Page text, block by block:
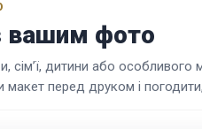
вашим фото
сім’ї, дитини або
макет перед друком і